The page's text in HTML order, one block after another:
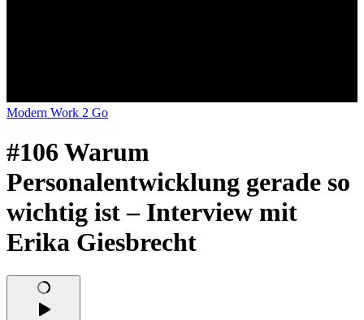
Modern Work 2 Go
#106 Warum
Personalentwicklung gerade so
wichtig ist – Interview mit
Erika Giesbrecht